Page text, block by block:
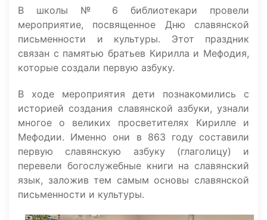
В школы № 6 библиотекари провели
мероприятие, посвященное Дню славянской
письменности и культуры. Этот праздник
связан с памятью братьев Кирилла и Мефодия,
которые создали первую азбуку.
В ходе мероприятия дети познакомились с
историей создания славянской азбуки, узнали
многое о великих просветителях Кирилле и
Мефодии. Именно они в 863 году составили
первую славянскую азбуку (глаголицу) и
перевели богослужебные книги на славянский
язык, заложив тем самым основы славянской
письменности и культуры.